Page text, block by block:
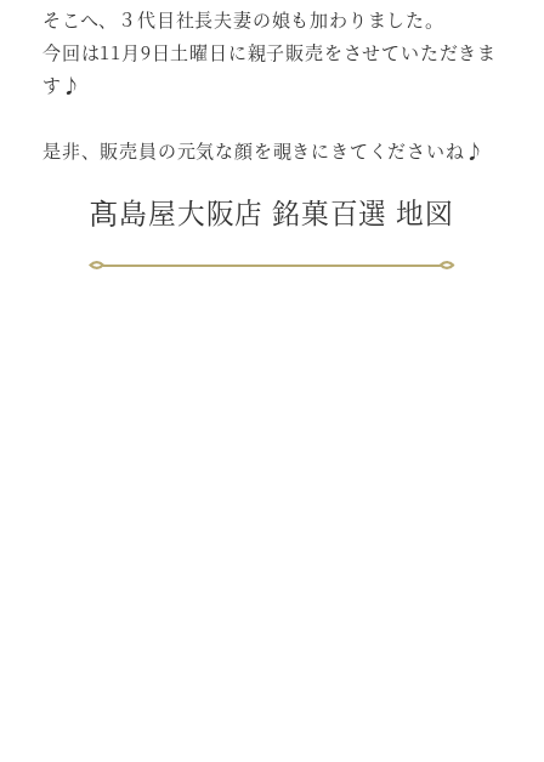
そこへ、３代目社長夫妻の娘も加わりました。
今回は11月9日土曜日に親子販売をさせていただきま
す♪
是非、販売員の元気な顔を覗きにきてくださいね♪
髙島屋大阪店 銘菓百選 地図